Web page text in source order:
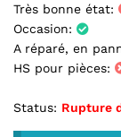
Très bonne état:
Occasion:
A réparé, en
HS pour pièces:
Status: Rupture